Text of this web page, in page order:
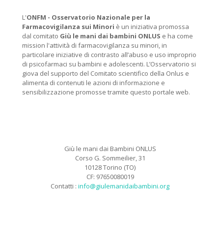
L'ONFM - Osservatorio Nazionale per la
Farmacovigilanza sui Minori è un iniziativa promossa
dal comitato Giù le mani dai bambini ONLUS e ha come
mission l'attività di farmacovigilanza su minori, in
particolare iniziative di contrasto all’abuso e uso improprio
di psicofarmaci su bambini e adolescenti. L’Osservatorio si
giova del supporto del Comitato scientifico della Onlus e
alimenta di contenuti le azioni di informazione e
sensibilizzazione promosse tramite questo portale web.
Giù le mani dai Bambini ONLUS
Corso G. Sommeilier, 31
10128 Torino (TO)
CF: 97650080019
Contatti : info@giulemanidaibambini.org